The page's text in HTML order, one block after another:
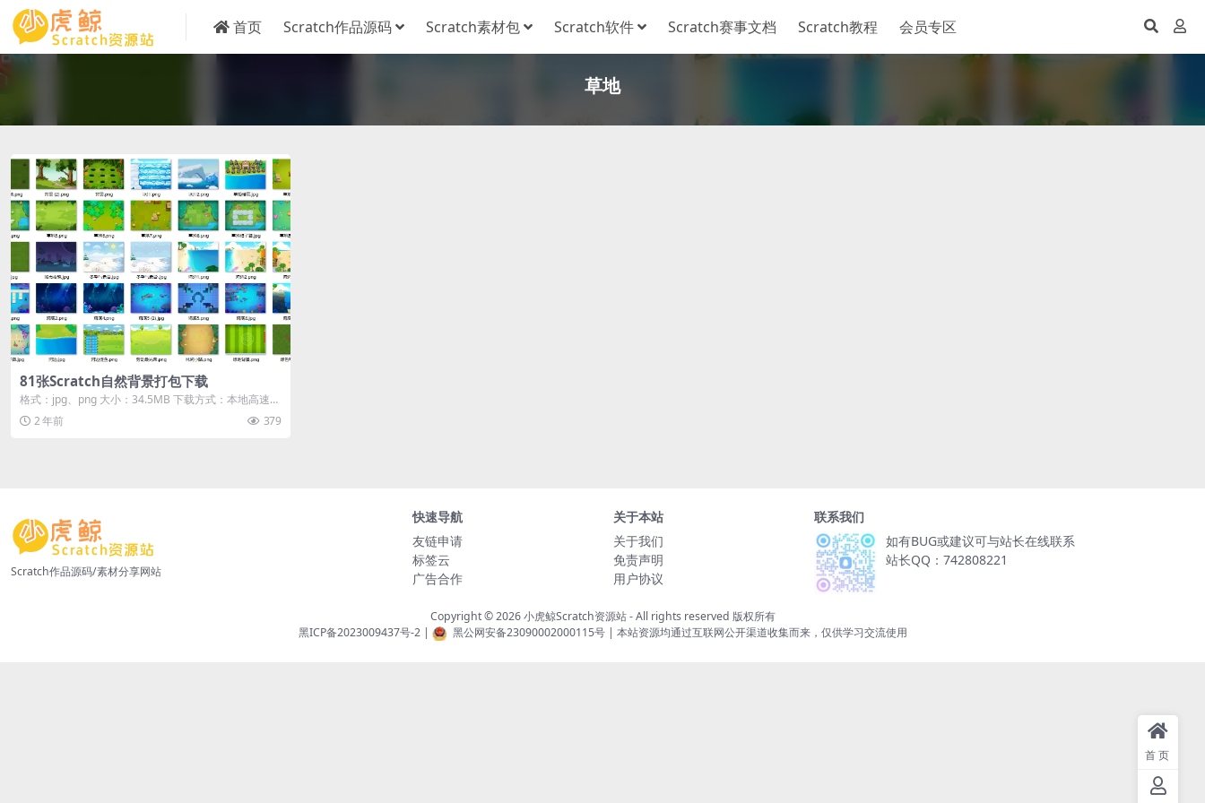
首页 Scratch作品源码 Scratch素材包 Scratch软件 Scratch赛事文档 Scratch教程 会员专区
草地
81张Scratch自然背景打包下载
格式：jpg、png 大小：34.5MB 下载方式：本地高速下
载 游客购买后无需...
2 年前 379
Scratch作品源码/素材分享网站
快速导航
友链申请
标签云
广告合作
关于本站
关于我们
免责声明
用户协议
联系我们
如有BUG或建议可与站长在线联系
站长QQ：742808221
Copyright © 2026小虎鲸Scratch资源站- All rights reserved 版权所有
黑ICP备2023009437号-2| 黑公网安备23090002000115号| 本站资源均通过互联网公开渠道收集而来，仅供学习交流使用
首页